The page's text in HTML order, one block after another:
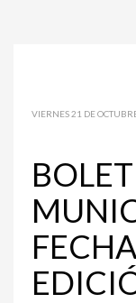
VIERNES 21 DE